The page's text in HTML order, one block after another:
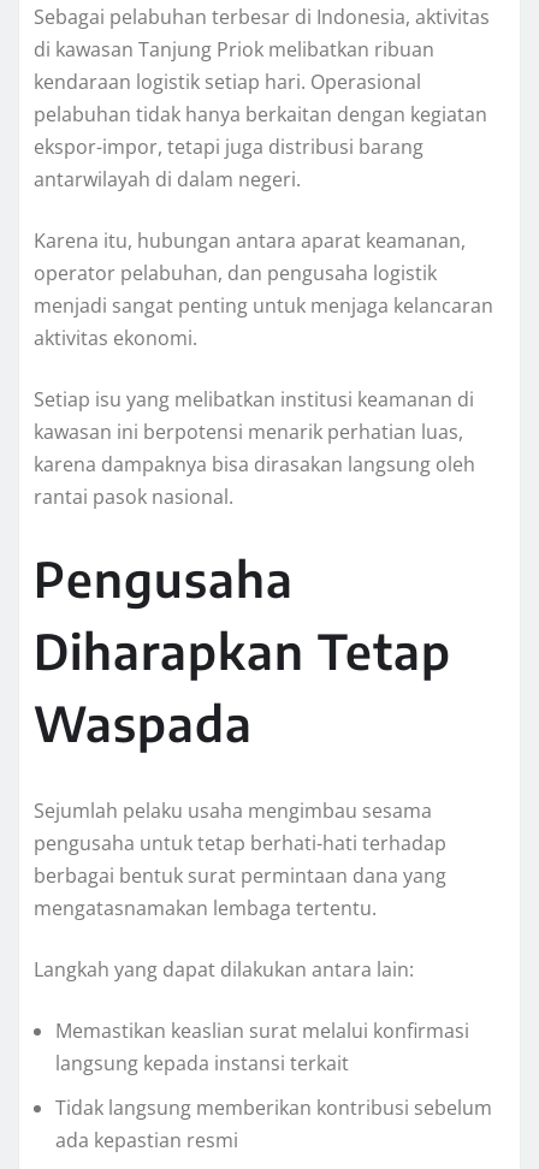
Sebagai pelabuhan terbesar di Indonesia, aktivitas
di kawasan Tanjung Priok melibatkan ribuan
kendaraan logistik setiap hari. Operasional
pelabuhan tidak hanya berkaitan dengan kegiatan
ekspor-impor, tetapi juga distribusi barang
antarwilayah di dalam negeri.
Karena itu, hubungan antara aparat keamanan,
operator pelabuhan, dan pengusaha logistik
menjadi sangat penting untuk menjaga kelancaran
aktivitas ekonomi.
Setiap isu yang melibatkan institusi keamanan di
kawasan ini berpotensi menarik perhatian luas,
karena dampaknya bisa dirasakan langsung oleh
rantai pasok nasional.
Pengusaha
Diharapkan Tetap
Waspada
Sejumlah pelaku usaha mengimbau sesama
pengusaha untuk tetap berhati-hati terhadap
berbagai bentuk surat permintaan dana yang
mengatasnamakan lembaga tertentu.
Langkah yang dapat dilakukan antara lain:
Memastikan keaslian surat melalui konfirmasi
langsung kepada instansi terkait
Tidak langsung memberikan kontribusi sebelum
ada kepastian resmi